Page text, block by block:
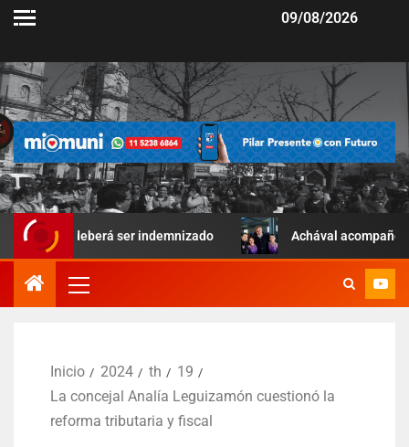
09/08/2026
ser indemnizado Achával acompañó una jornada
Inicio 2024 th
19
La concejal Analía Leguizamón cuestionó la
reforma tributaria y fiscal